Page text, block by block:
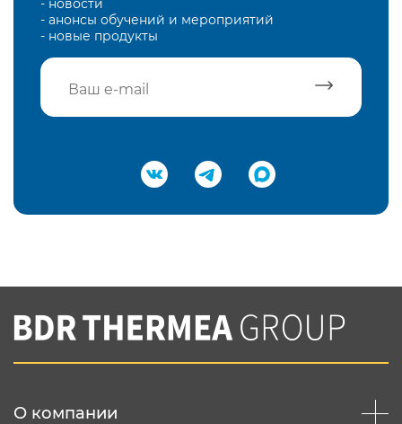
- новости
- анонсы обучений и мероприятий
- новые продукты
Подтвердить e-mail
Вы соглашаетесь с нашей политикой
конфеденциальности
О компании